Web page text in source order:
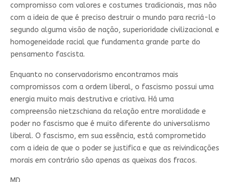
compromisso com valores e costumes tradicionais, mas não
com a ideia de que é preciso destruir o mundo para recriá-lo
segundo alguma visão de nação, superioridade civilizacional e
homogeneidade racial que fundamenta grande parte do
pensamento fascista.
Enquanto no conservadorismo encontramos mais
compromissos com a ordem liberal, o fascismo possui uma
energia muito mais destrutiva e criativa. Há uma
compreensão nietzschiana da relação entre moralidade e
poder no fascismo que é muito diferente do universalismo
liberal. O fascismo, em sua essência, está comprometido
com a ideia de que o poder se justifica e que as reivindicações
morais em contrário são apenas as queixas dos fracos.